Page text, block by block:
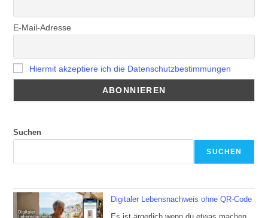
E-Mail-Adresse
Hiermit akzeptiere ich die Datenschutzbestimmungen
Suchen
SUCHEN
Digitaler Lebensnachweis ohne QR-Code